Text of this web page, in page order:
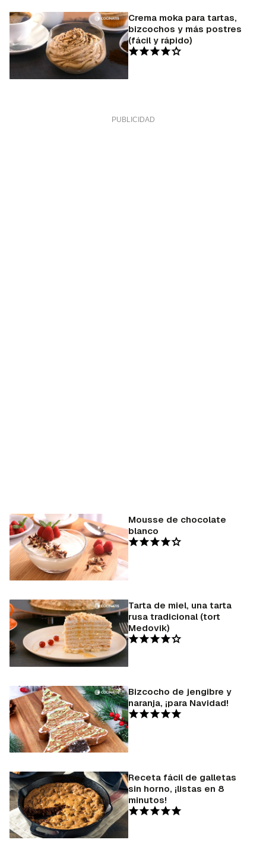
Crema moka para tartas,
bizcochos y más postres
(fácil y rápido)
Mousse de chocolate
blanco
Tarta de miel, una tarta
rusa tradicional (tort
Medovik)
Bizcocho de jengibre y
naranja, ¡para Navidad!
Receta fácil de galletas
sin horno, ¡listas en 8
minutos!